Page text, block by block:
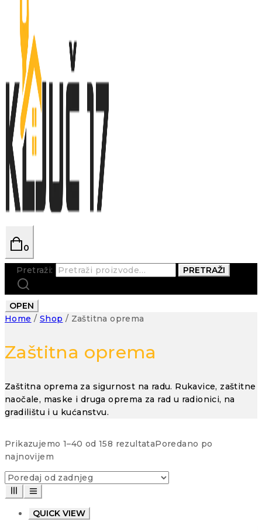
0
Pretraži: PRETRAŽI
OPEN
Home / Shop / Zaštitna oprema
Zaštitna oprema
Zaštitna oprema za sigurnost na radu. Rukavice, zaštitne
naočale, maske i druga oprema za rad u radionici, na
gradilištu i u kućanstvu.
Prikazujemo 1–40 od 158 rezultataPoredano po
najnovijem
QUICK VIEW